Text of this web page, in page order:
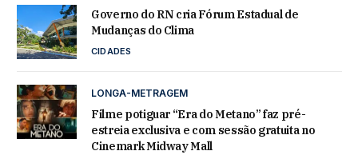
Governo do RN cria Fórum Estadual de
Mudanças do Clima
CIDADES
LONGA-METRAGEM
Filme potiguar “Era do Metano” faz pré-
estreia exclusiva e com sessão gratuita no
Cinemark Midway Mall